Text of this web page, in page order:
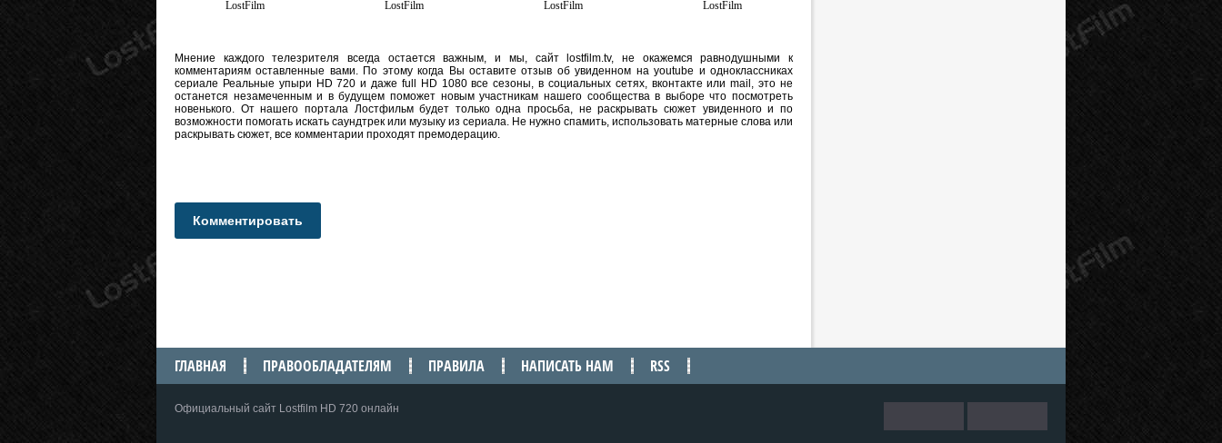
LostFilm LostFilm LostFilm LostFilm
Мнение каждого телезрителя всегда остается важным, и мы, сайт lostfilm.tv, не окажемся равнодушными к
комментариям оставленные вами. По этому когда Вы оставите отзыв об увиденном на youtube и одноклассниках
сериале Реальные упыри HD 720 и даже full HD 1080 все сезоны, в социальных сетях, вконтакте или mail, это не
останется незамеченным и в будущем поможет новым участникам нашего сообщества в выборе что посмотреть
новенького. От нашего портала Лостфильм будет только одна просьба, не раскрывать сюжет увиденного и по
возможности помогать искать саундтрек или музыку из сериала. Не нужно спамить, использовать матерные слова или
раскрывать сюжет, все комментарии проходят премодерацию.
Комментировать
ГЛАВНАЯ ПРАВООБЛАДАТЕЛЯМ ПРАВИЛА НАПИСАТЬ НАМ RSS
Официальный сайт Lostfilm HD 720 онлайн